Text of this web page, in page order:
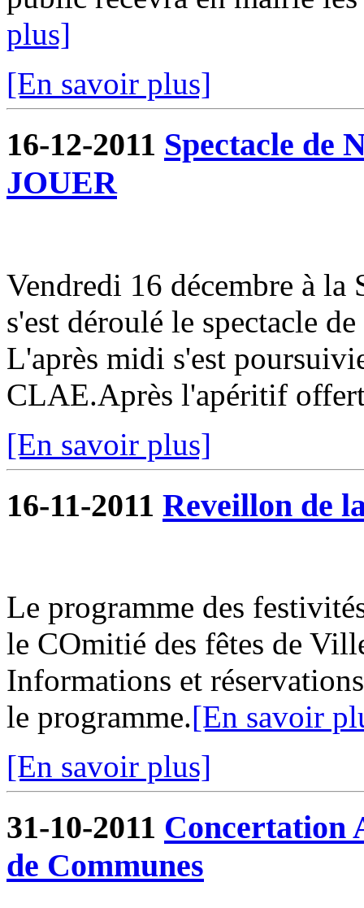
plus]
[En savoir plus]
16-12-2011 Spectacle de
JOUER
Vendredi 16 décembre à la
s'est déroulé le spectacle
L'après midi s'est
CLAE.Après l'apéritif
[En savoir plus]
16-11-2011 Reveillon de
Le programme des
le COmitié des fêtes de
Informations et
le programme.[En savoir
[En savoir plus]
31-10-2011 Concertation
de Communes